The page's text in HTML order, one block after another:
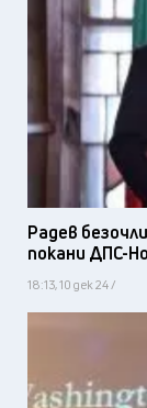
Радев
покани ДПС-
18:13, 10 дек 24 /